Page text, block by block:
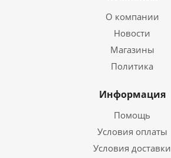
О компании
Новости
Магазины
Политика
Информация
Помощь
Условия оплаты
Условия доставки